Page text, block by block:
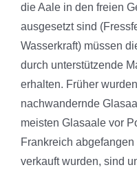
die Aale in den freien
ausgesetzt sind
Wasserkraft) müssen
durch unterstützende
erhalten. Früher
nachwandernde
meisten Glasaale vor
Frankreich
verkauft wurden, sind